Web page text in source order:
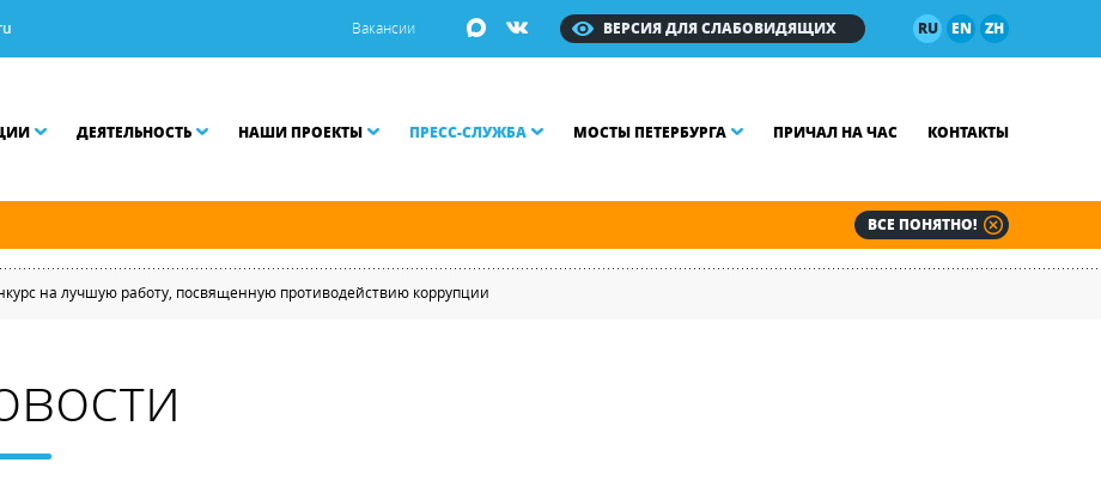
RU EN ZH
ВЕРСИЯ ДЛЯ СЛАБОВИДЯЩИХ
Вакансии
ДЕЯТЕЛЬНОСТЬ НАШИ ПРОЕКТЫ ПРЕСС-СЛУЖБА МОСТЫ ПЕТЕРБУРГА ПРИЧАЛ НА ЧАС КОНТАКТЫ
ВСЕ ПОНЯТНО!
на лучшую работу, посвященную противодействию коррупции